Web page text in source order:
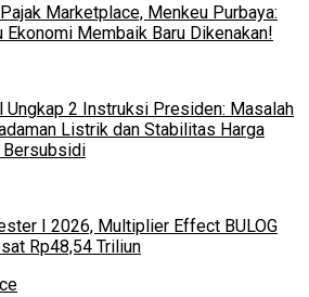
Marketplace, Menkeu Purbaya:
Ekonomi Membaik Baru Dikenakan!
Ungkap 2 Instruksi Presiden: Masalah
Listrik dan Stabilitas Harga
Bersubsidi
I 2026, Multiplier Effect BULOG
Rp48,54 Triliun